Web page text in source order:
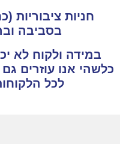
חניות ציבוריות
בסביבה
במידה ולקוח לא
כלשהי אנו עוזרים
לכל